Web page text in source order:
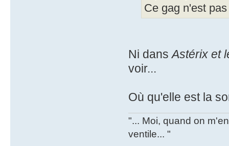
Ce gag n'est
Ni dansAstérix et
voir...
Où qu'elle est la
"... Moi, quand on
ventile... "